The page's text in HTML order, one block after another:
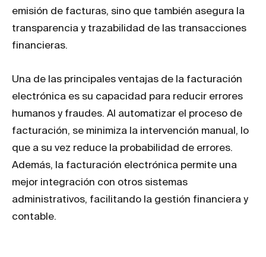
emisión de facturas, sino que también asegura la
transparencia y trazabilidad de las transacciones
financieras.
Una de las principales ventajas de la facturación
electrónica es su capacidad para reducir errores
humanos y fraudes. Al automatizar el proceso de
facturación, se minimiza la intervención manual, lo
que a su vez reduce la probabilidad de errores.
Además, la facturación electrónica permite una
mejor integración con otros sistemas
administrativos, facilitando la gestión financiera y
contable.